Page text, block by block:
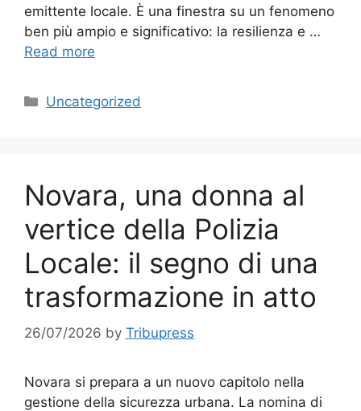
emittente locale. È una finestra su un fenomeno
ben più ampio e significativo: la resilienza e …
Read more
Categories
Uncategorized
Novara, una donna al
vertice della Polizia
Locale: il segno di una
trasformazione in atto
26/07/2026 by Tribupress
Novara si prepara a un nuovo capitolo nella
gestione della sicurezza urbana. La nomina di